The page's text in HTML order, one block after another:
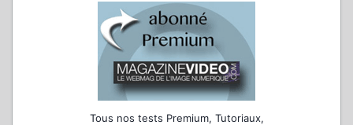
Tous nos tests Premium, Tutoriaux,